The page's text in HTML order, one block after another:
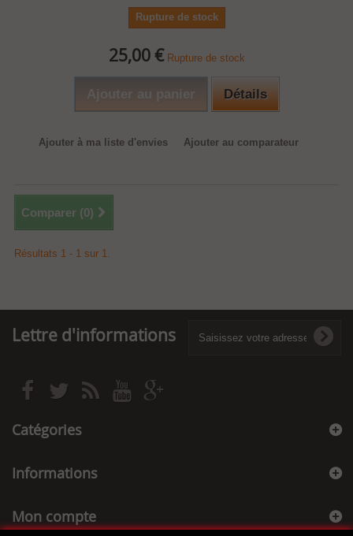
Rupture de stock
25,00 € Rupture de stock
Ajouter au panier Détails
Ajouter à ma liste d'envies Ajouter au comparateur
Comparer (0)
Résultats 1 - 1 sur 1.
Lettre d'informations
Catégories
Informations
Mon compte